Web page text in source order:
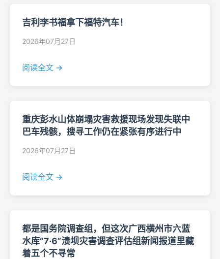
吉利李书福拿下福特汽车！
2026年07月27日
阅读全文 →
重庆彭水山体崩塌灾害救援现场发现失联中
巴车残骸，搜寻工作仍在紧张有序进行中
2026年07月27日
阅读全文 →
都是国务院调查组，但这次广西横州市六蓝
水库“7·6”溃坝灾害调查评估组新闻报道里藏
着五个不寻常